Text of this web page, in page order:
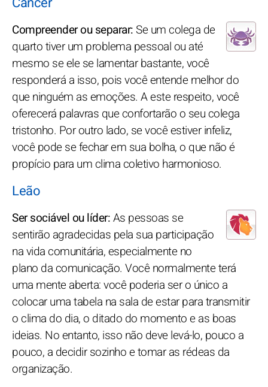
Compreender ou separar:Se um colega de
quarto tiver um problema pessoal ou até
mesmo se ele se lamentar bastante, você
responderá a isso, pois você entende melhor do
que ninguém as emoções. A este respeito, você
oferecerá palavras que confortarão o seu colega
tristonho. Por outro lado, se você estiver infeliz,
você pode se fechar em sua bolha, o que não é
propício para um clima coletivo harmonioso.
Leão
Ser sociável ou líder:As pessoas se
sentirão agradecidas pela sua participação
na vida comunitária, especialmente no
plano da comunicação. Você normalmente terá
uma mente aberta: você poderia ser o único a
colocar uma tabela na sala de estar para transmitir
o clima do dia, o ditado do momento e as boas
ideias. No entanto, isso não deve levá-lo, pouco a
pouco, a decidir sozinho e tomar as rédeas da
organização.